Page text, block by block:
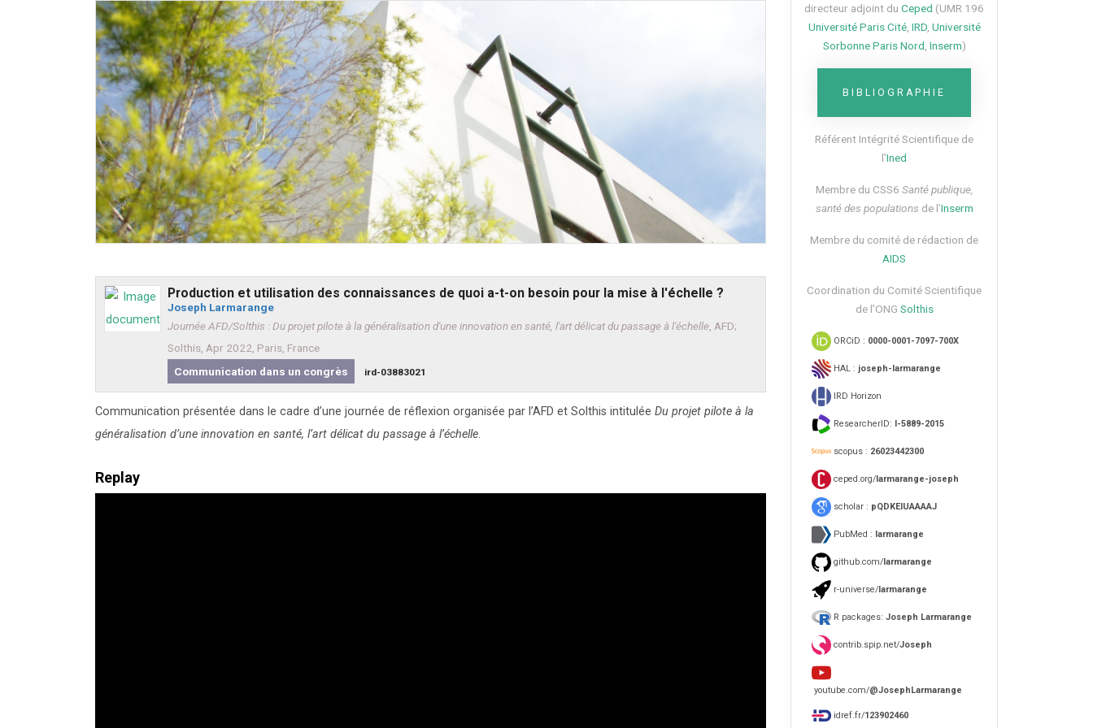
Production et utilisation des connaissances de quoi a-t-on besoin pour la mise à l'échelle ?
Joseph Larmarange
Journée AFD/Solthis : Du projet pilote à la généralisation d'une innovation en santé, l'art délicat du passage à l'échelle , AFD;
Solthis, Apr 2022, Paris, France
Communication dans un congrès
ird-03883021
Communication présentée dans le cadre d’une journée de réflexion organisée par l’AFD et Solthis intitulée Du projet pilote à la
généralisation d’une innovation en santé, l’art délicat du passage à l’échelle.
Replay
directeur adjoint du Ceped (UMR 196
Université Paris Cité, IRD, Université
Sorbonne Paris Nord Inserm)
BIBLIOGRAPHIE
Référent Intégrité Scientifique de
l’Ined
Membre du CSS6​ Santé publique,
santé des populations de l’Inserm
Membre du comité de rédaction de
AIDS
Coordination du Comité Scientifique
de l’ONG Solthis
ORCiD : 0000-0001-7097-700X
HAL : joseph-larmarange
IRD Horizon
ResearcherID: I-5889-2015
scopus : 26023442300
ceped.org/larmarange-joseph
scholar : pQDKEIUAAAAJ
PubMed : larmarange
github.com/larmarange
r-universe/larmarange
R packages: Joseph Larmarange
contrib.spip.net/Joseph
youtube.com/@JosephLarmarange
idref.fr/123902460